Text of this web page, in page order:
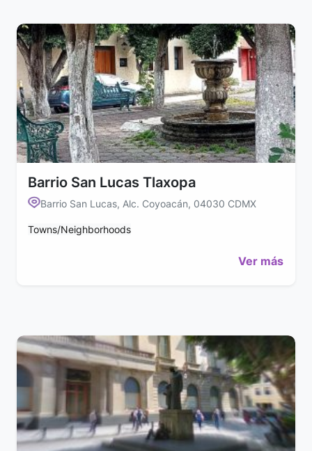
Barrio San Lucas Tlaxopa
Barrio San Lucas, Alc. Coyoacán, 04030 CDMX
Towns/Neighborhoods
Ver más